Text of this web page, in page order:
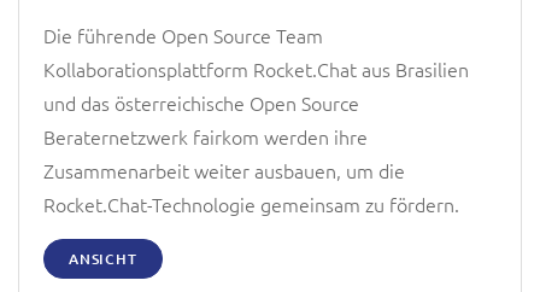
Die führende Open Source Team
Kollaborationsplattform Rocket.Chat aus Brasilien
und das österreichische Open Source
Beraternetzwerk fairkom werden ihre
Zusammenarbeit weiter ausbauen, um die
Rocket.Chat-Technologie gemeinsam zu fördern.
ANSICHT